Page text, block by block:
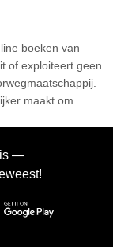
boeken van
of exploiteert geen
maakt om
—